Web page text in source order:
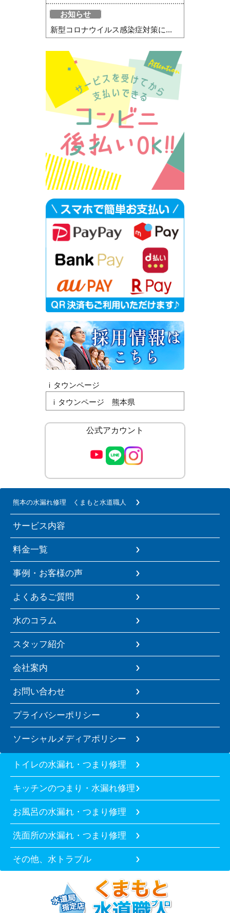
お知らせ
新型コロナウイルス感染症対策に...
ｉタウンページ
ｉタウンページ 熊本県
公式アカウント
熊本の水漏れ修理 くまもと水道職人
サービス内容
料金一覧
事例・お客様の声
よくあるご質問
水のコラム
スタッフ紹介
会社案内
お問い合わせ
プライバシーポリシー
ソーシャルメディアポリシー
トイレの水漏れ・つまり修理
キッチンのつまり・水漏れ修理
お風呂の水漏れ・つまり修理
洗面所の水漏れ・つまり修理
その他、水トラブル